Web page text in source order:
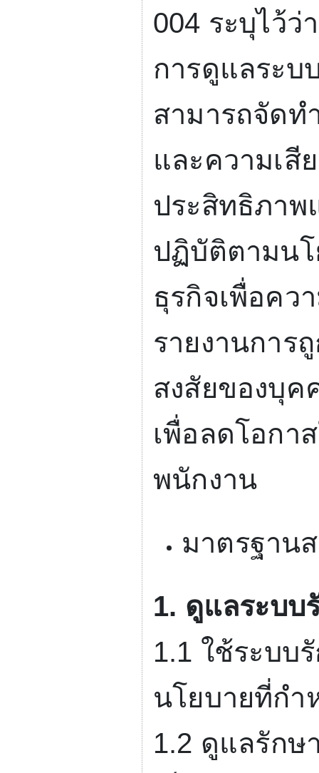
004 ระบุไว้ว่
การดูแลระบ
สามารถจัด
และความเสี
ประสิทธิภาพ
ปฏิบัติตามน
ธุรกิจเพื่อคว
รายงานการ
สงสัยของบุค
เพื่อลดโอกา
พนักงาน
มาตรฐาน
1. ดูแลระบบ
1.1 ใช้ระบบ
นโยบายที่กำ
1.2 ดูแลรักษ